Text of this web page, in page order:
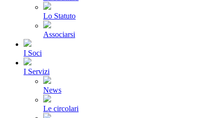
Lo Statuto
Associarsi
I Soci
I Servizi
News
Le circolari